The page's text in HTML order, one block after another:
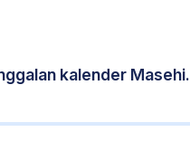
kalender Masehi.